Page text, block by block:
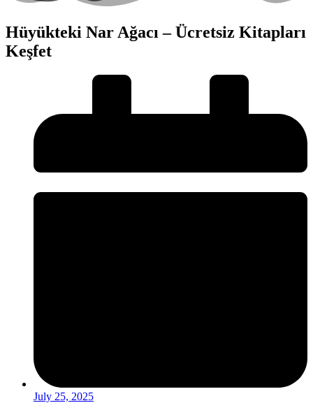
Hüyükteki Nar Ağacı – Ücretsiz Kitapları
Keşfet
July 25, 2025